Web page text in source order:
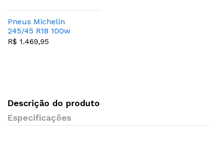
Pneus Michelin
245/45 R18 100w
Primacy 4
R$ 1.469,95
Descrição do produto
Especificações